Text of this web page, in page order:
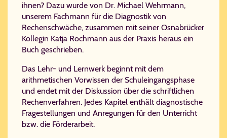
ihnen? Dazu wurde von Dr. Michael Wehrmann,
unserem Fachmann für die Diagnostik von
Rechenschwäche, zusammen mit seiner Osnabrücker
Kollegin Katja Rochmann aus der Praxis heraus ein
Buch geschrieben.
Das Lehr- und Lernwerk beginnt mit dem
arithmetischen Vorwissen der Schuleingangsphase
und endet mit der Diskussion über die schriftlichen
Rechenverfahren. Jedes Kapitel enthält diagnostische
Fragestellungen und Anregungen für den Unterricht
bzw. die Förderarbeit.